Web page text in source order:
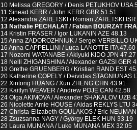
10 Melissa GREGORY / Denis PETUKHOV USA
11 Sinead KERR / John KERR GBR 51.51
12 Alexandra ZARETSKI / Roman ZARETSKI
13 Nathalie PECHALAT / Fabian BOURZAT
14 Kristin FRASER / Igor LUKANIN AZE 48.13
15 Anna ZADOROZHNIUK / Sergei VERBILLO
16 Anna CAPPELLINI / Luca LANOTTE ITA 47.60
17 Nozomi WATANABE / Akiyuki KIDO JPN 47.27
18 Nelli ZHIGANSHINA / Alexander GAZSI GER
19 Grethe GRUENBERG / Kristian RAND EST
20 Katherine COPELY / Deividas STAGNIUNAS
22 Xintong HUANG / Xun ZHENG CHN 43.91
23 Kaitlyn WEAVER / Andrew POJE CAN 42.58
24 Olga AKIMOVA / Alexander SHAKALOV UZB
26 Nicolette Amie HOUSE / Aidas REKLYS LTU
27 Christa-Elizabeth GOULAKOS / Eric
28 Zsuzsanna NAGY / György ELEK HUN 33.19
29 Laura MUNANA / Luke MUNANA MEX 32.05